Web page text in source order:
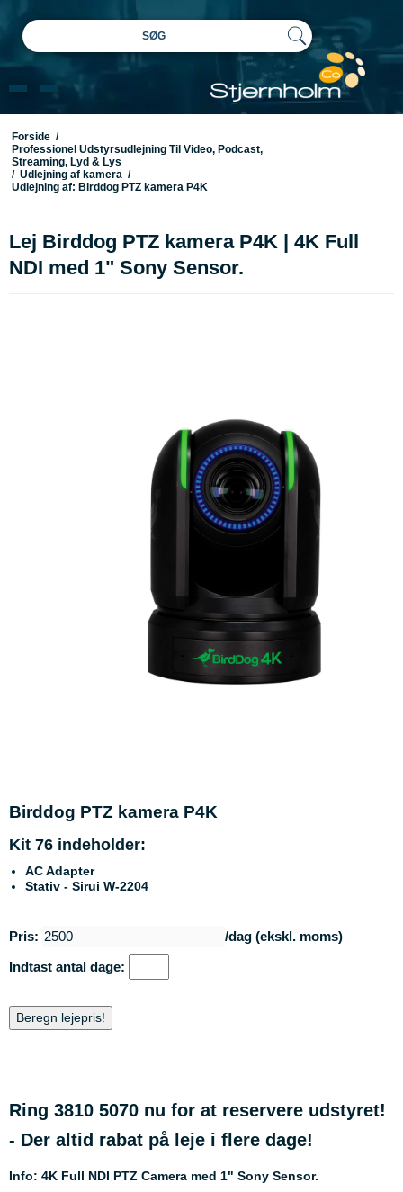
SØG
Forside /
Professionel Udstyrsudlejning Til Video, Podcast,
Streaming, Lyd & Lys
/ Udlejning af kamera /
Udlejning af: Birddog PTZ kamera P4K
Lej Birddog PTZ kamera P4K | 4K Full
NDI med 1" Sony Sensor.
Birddog PTZ kamera P4K
Kit 76 indeholder:
AC Adapter
Stativ - Sirui W-2204
Pris:
/dag (ekskl. moms)
Indtast antal dage:
Beregn lejepris!
Ring 3810 5070 nu for at reservere udstyret!
- Der altid rabat på leje i flere dage!
Info: 4K Full NDI PTZ Camera med 1" Sony Sensor.